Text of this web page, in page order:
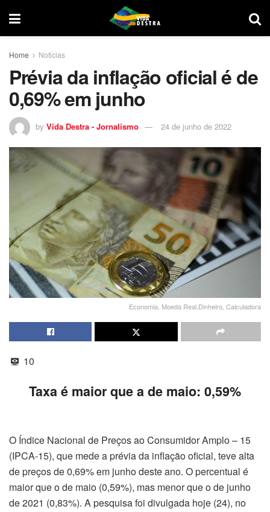
Home Noticias
Prévia da inflação oficial é de
0,69% em junho
by Vida Destra - Jornalismo 24 de junho de 2022
Economia, Moeda Real,Dinheiro, Calculadora
10
Taxa é maior que a de maio: 0,59%
O Índice Nacional de Preços ao Consumidor Amplo – 15
(IPCA-15), que mede a prévia da inflação oficial, teve alta
de preços de 0,69% em junho deste ano. O percentual é
maior que o de maio (0,59%), mas menor que o de junho
de 2021 (0,83%). A pesquisa foi divulgada hoje (24), no